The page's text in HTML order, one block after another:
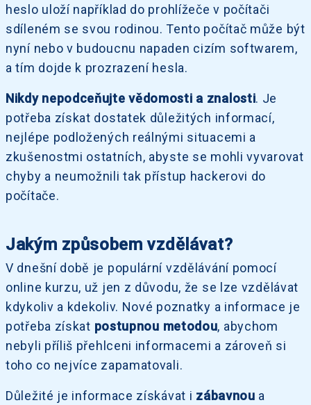
heslo uloží například do prohlížeče v počítači
sdíleném se svou rodinou. Tento počítač může být
nyní nebo v budoucnu napaden cizím softwarem,
a tím dojde k prozrazení hesla.
Nikdy nepodceňujte vědomosti a znalosti. Je
potřeba získat dostatek důležitých informací,
nejlépe podložených reálnými situacemi a
zkušenostmi ostatních, abyste se mohli vyvarovat
chyby a neumožnili tak přístup hackerovi do
počítače.
Jakým způsobem vzdělávat?
V dnešní době je populární vzdělávání pomocí
online kurzu, už jen z důvodu, že se lze vzdělávat
kdykoliv a kdekoliv. Nové poznatky a informace je
potřeba získat postupnou metodou, abychom
nebyli příliš přehlceni informacemi a zároveň si
toho co nejvíce zapamatovali.
Důležité je informace získávat i zábavnou a